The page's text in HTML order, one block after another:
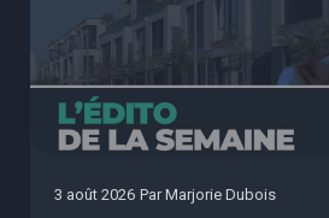
3 août 2026 Par Marjorie Dubois